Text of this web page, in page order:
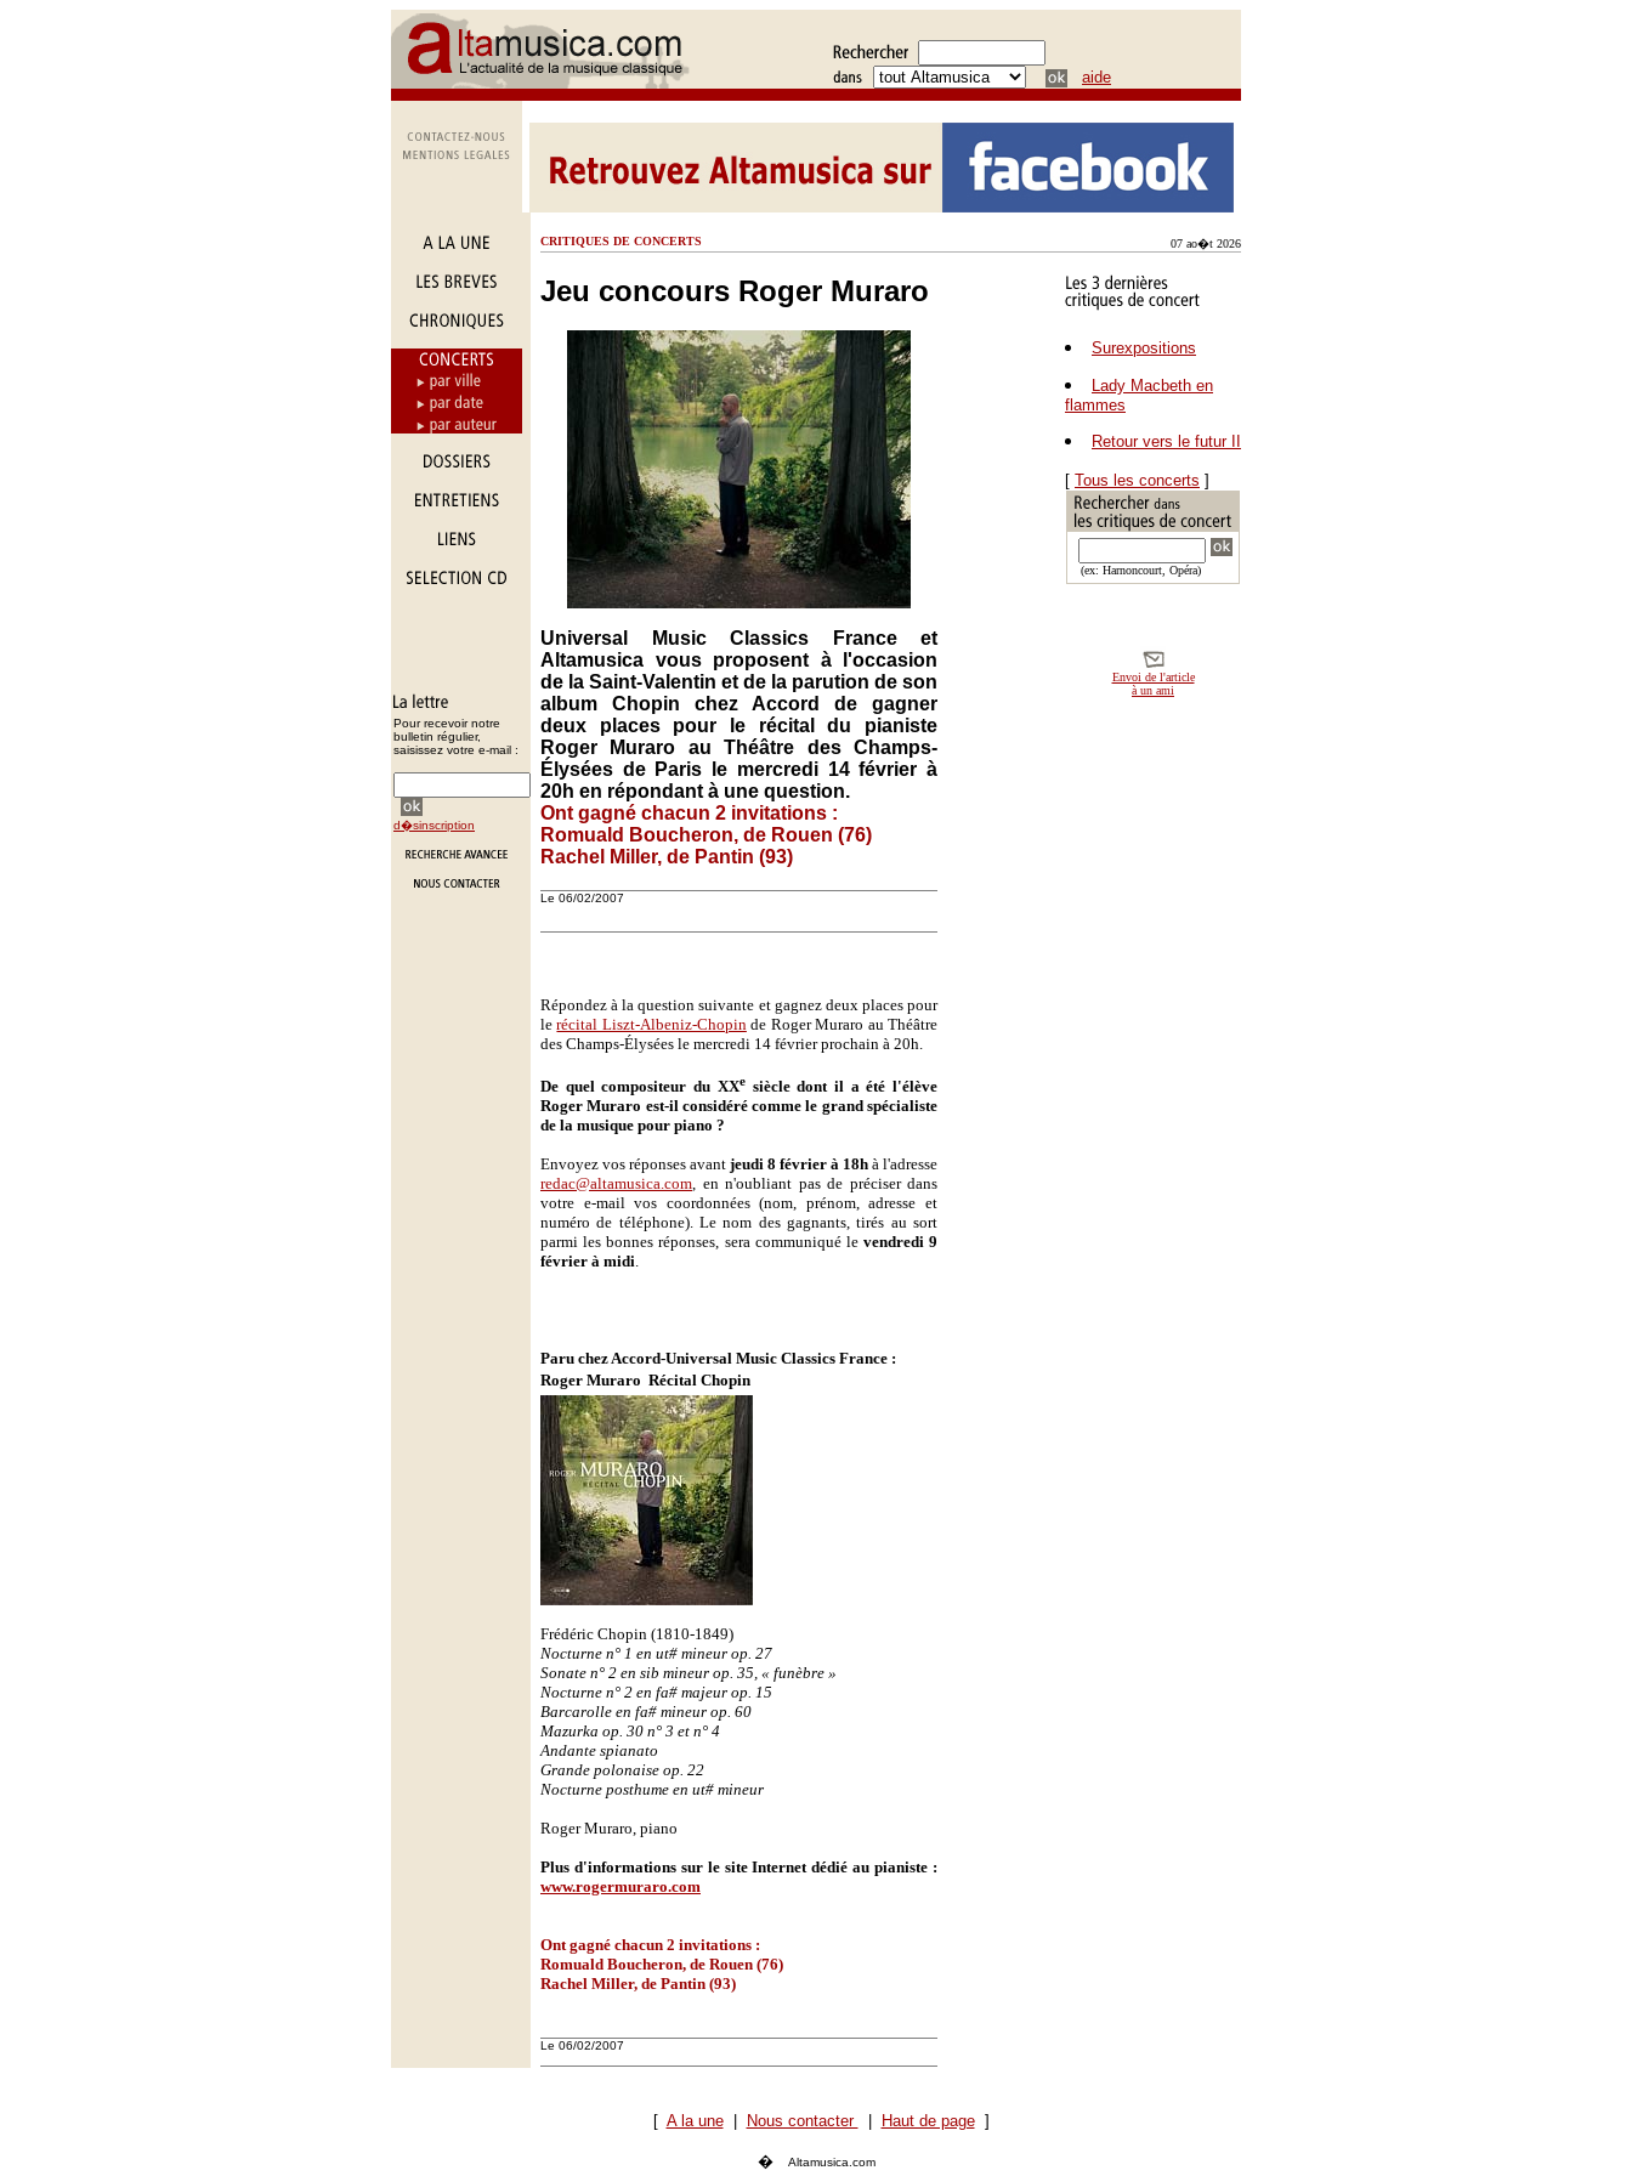
aide
Pour recevoir notre
bulletin régulier,
saisissez votre e-mail :
d�sinscription
CRITIQUES DE CONCERTS 07 ao�t 2026
Jeu concours Roger Muraro
Universal Music Classics France et
Altamusica vous proposent à l'occasion
de la Saint-Valentin et de la parution de son
album Chopin chez Accord de gagner
deux places pour le récital du pianiste
Roger Muraro au Théâtre des Champs-
Élysées de Paris le mercredi 14 février à
20h en répondant à une question.
Ont gagné chacun 2 invitations :
Romuald Boucheron, de Rouen (76)
Rachel Miller, de Pantin (93)
Le 06/02/2007
Surexpositions
Lady Macbeth en
flammes
Retour vers le futur II
[ Tous les concerts ]
(ex: Harnoncourt, Opéra)
Envoi de l'article
à un ami
Répondez à la question suivante et gagnez deux places pour
lerécital Liszt-Albeniz-Chopinde Roger Muraro au Théâtre
des Champs-Élysées le mercredi 14 février prochain à 20h.
De quel compositeur du XXesiècle dont il a été l'élève
Roger Muraro est-il considéré comme le grand spécialiste
de la musique pour piano ?
Envoyez vos réponses avant jeudi 8 février à 18h à l'adresse
redac@altamusica.com, en n'oubliant pas de préciser dans
votre e-mail vos coordonnées (nom, prénom, adresse et
numéro de téléphone). Le nom des gagnants, tirés au sort
parmi les bonnes réponses, sera communiqué le vendredi 9
février à midi.
Paru chez Accord-Universal Music Classics France :
Roger Muraro  Récital Chopin
Frédéric Chopin (1810-1849)
Nocturne n° 1 en ut# mineur op. 27
Sonate n° 2 en sib mineur op. 35, « funèbre »
Nocturne n° 2 en fa# majeur op. 15
Barcarolle en fa# mineur op. 60
Mazurka op. 30 n° 3 et n° 4
Andante spianato
Grande polonaise op. 22
Nocturne posthume en ut# mineur
Roger Muraro, piano
Plus d'informations sur le site Internet dédié au pianiste :
www.rogermuraro.com
Ont gagné chacun 2 invitations :
Romuald Boucheron, de Rouen (76)
Rachel Miller, de Pantin (93)
Le 06/02/2007
[ A la une| Nous contacter Haut de page]
� Altamusica.com